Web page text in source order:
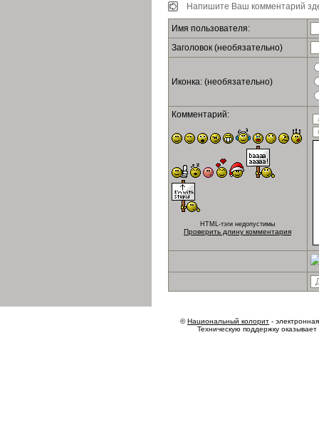
Напишите Ваш комментарий
Имя пользователя:
Заголовок (необязательно)
Иконка: (необязательно)
Комментарий:
HTML-тэги недопустимы
Проверить длину комментария
©Национальный колорит -
Техническую поддержку